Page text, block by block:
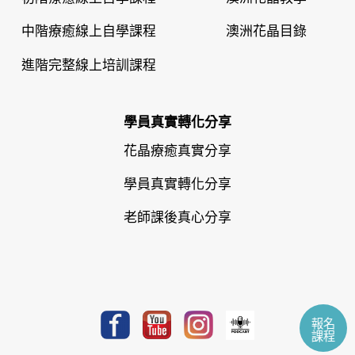
中階療癒線上自學課程
進階完整線上培訓課程
澳洲花晶目錄
學員真實轉化分享
花晶療癒真實分享
學員真實轉化分享
老師課後真心分享
報名
課程